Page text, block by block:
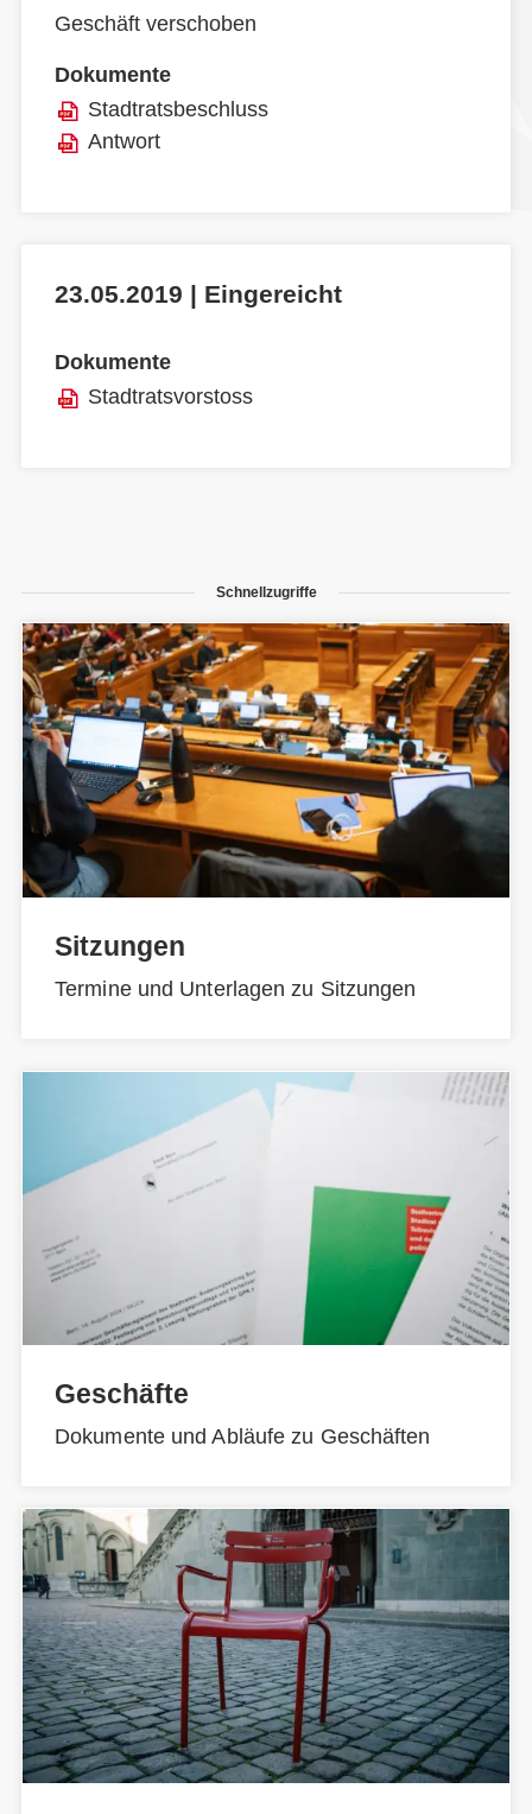
Geschäft verschoben
Dokumente
Stadtratsbeschluss
Antwort
23.05.2019 | Eingereicht
Dokumente
Stadtratsvorstoss
Schnellzugriffe
Sitzungen
Termine und Unterlagen zu Sitzungen
Geschäfte
Dokumente und Abläufe zu Geschäften